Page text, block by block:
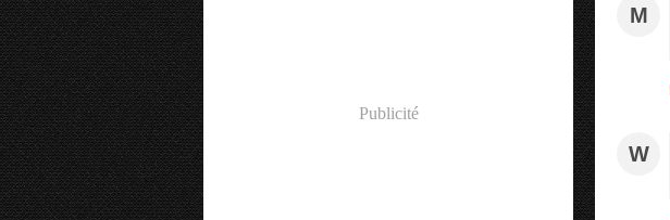
M
W
Publicité